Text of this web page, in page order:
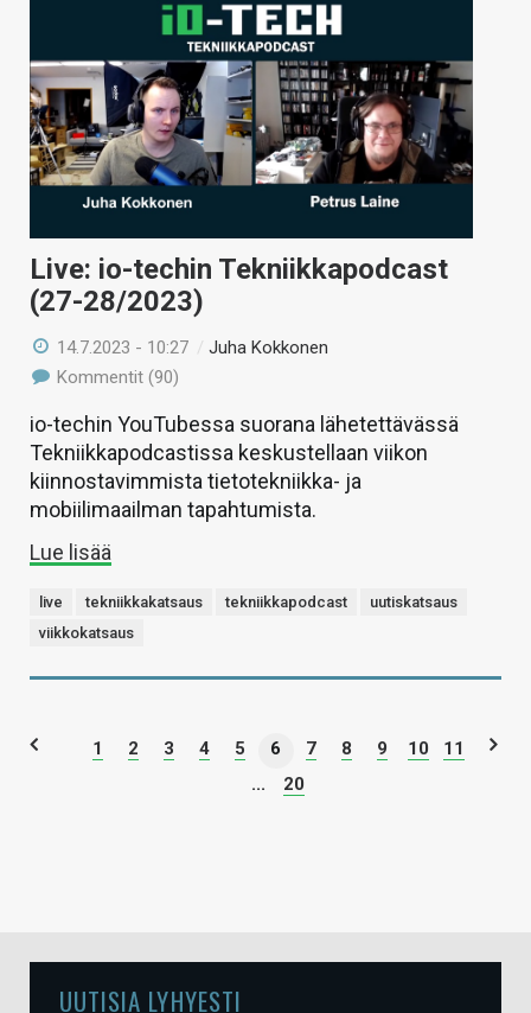
Live: io-techin Tekniikkapodcast
(27-28/2023)
14.7.2023 - 10:27 /Juha Kokkonen
Kommentit (90)
io-techin YouTubessa suorana lähetettävässä
Tekniikkapodcastissa keskustellaan viikon
kiinnostavimmista tietotekniikka- ja
mobiilimaailman tapahtumista.
Lue lisää
live tekniikkakatsaus tekniikkapodcast
uutiskatsaus
viikkokatsaus
1 2 3 4 5 6 7 8 9 10
11
...
20
UUTISIA LYHYESTI